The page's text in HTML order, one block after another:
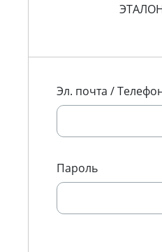
Эл. почта / Телефон
Пароль